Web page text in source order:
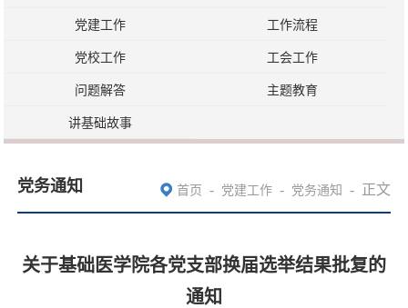
党建工作 工作流程
党校工作 工会工作
问题解答 主题教育
讲基础故事
党务通知 首页 - 党建工作 - 党务通知 - 正文
关于基础医学院各党支部换届选举结果批复的
通知